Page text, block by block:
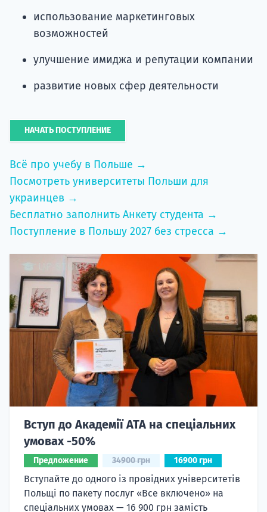
использование маркетинговых
возможностей
улучшение имиджа и репутации компании
развитие новых сфер деятельности
НАЧАТЬ ПОСТУПЛЕНИЕ
Всё про учебу в Польше →
Посмотреть университеты Польши для
украинцев →
Бесплатно заполнить Анкету студента →
Поступление в Польшу 2027 без стресса →
Вступ до Академії ATA на спеціальних
умовах -50%
Предложение 34900 грн 16900 грн
Вступайте до одного із провідних університетів
Польщі по пакету послуг «Все включено» на
спеціальних умовах — 16 900 грн замість